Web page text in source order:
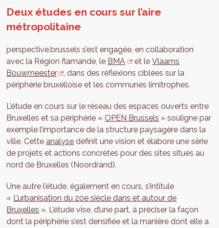
Deux études en cours sur l’aire
métropolitaine
perspective.brussels s’est engagée, en collaboration
avec la Région flamande, le BMA et leVlaams
Bouwmeester
, dans des réflexions ciblées sur la
périphérie bruxelloise et les communes limitrophes.
L’étude en cours sur le réseau des espaces ouverts entre
Bruxelles et sa périphérie « OPEN Brussels » souligne par
exemple l’importance de la structure paysagère dans la
ville. Cette analyse définit une vision et élabore une série
de projets et actions concrètes pour des sites situés au
nord de Bruxelles (Noordrand).
Une autre l’étude, également en cours, s’intitule
« L’urbanisation du 20e siècle dans et autour de
Bruxelles ». L’étude vise, d’une part, à préciser la façon
dont la périphérie s’est densifiée et la manière dont elle a